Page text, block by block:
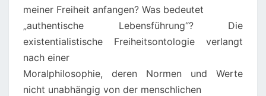
meiner Freiheit anfangen? Was bedeutet
„authentische Lebensführung“? Die
existentialistische Freiheitsontologie verlangt
nach einer
Moralphilosophie, deren Normen und Werte
nicht unabhängig von der menschlichen